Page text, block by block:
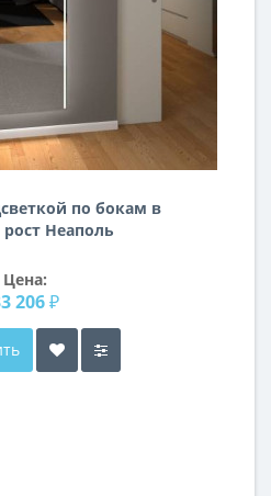
по бокам в
Неаполь
Цена:
206 ₽